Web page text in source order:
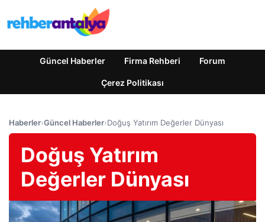
Güncel Haberler Firma Rehberi Forum
Çerez Politikası
Haberler›Güncel Haberler›Doğuş Yatırım Değerler Dünyası
Doğuş Yatırım
Değerler Dünyası